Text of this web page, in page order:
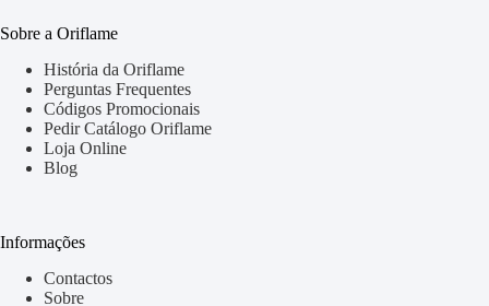
Sobre a Oriflame
História da Oriflame
Perguntas Frequentes
Códigos Promocionais
Pedir Catálogo Oriflame
Loja Online
Blog
Informações
Contactos
Sobre